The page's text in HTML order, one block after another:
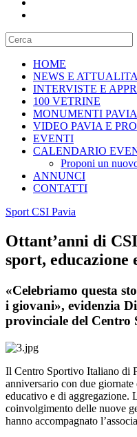
HOME
NEWS E
INTERVISTE E
100 VETRINE
MONUMENTI
VIDEO PAVIA E
EVENTI
CALENDARIO
Proponi un
ANNUNCI
CONTATTI
Sport CSI Pavia
Ottant’anni di
sport, educazione
«Celebriamo questa
i giovani», evidenzia
provinciale del
Il Centro Sportivo Italiano di
anniversario con due
educativo e di aggregazione.
coinvolgimento delle nuove
hanno accompagnato